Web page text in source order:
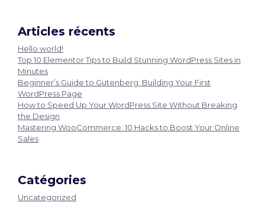
Articles récents
Hello world!
Top 10 Elementor Tips to Build Stunning WordPress Sites in
Minutes
Beginner’s Guide to Gutenberg: Building Your First
WordPress Page
How to Speed Up Your WordPress Site Without Breaking
the Design
Mastering WooCommerce: 10 Hacks to Boost Your Online
Sales
Catégories
Uncategorized